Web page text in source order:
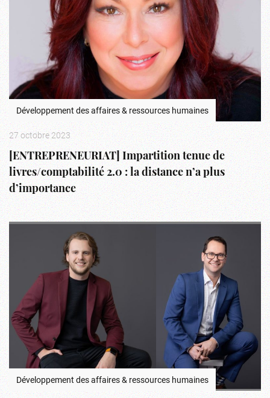
Développement des affaires & ressources humaines
27 octobre 2023
[ENTREPRENEURIAT] Impartition tenue de
livres/comptabilité 2.0 : la distance n’a plus
d’importance
Développement des affaires & ressources humaines